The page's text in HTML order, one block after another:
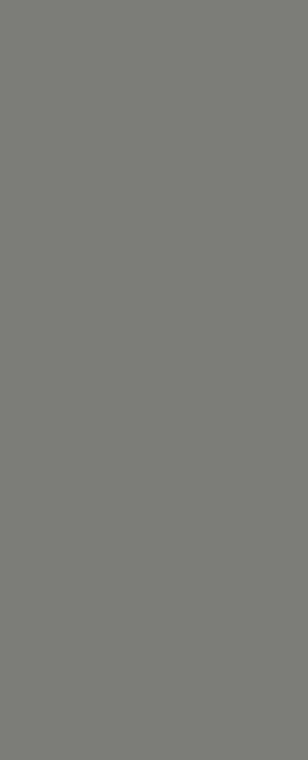
www.facebook.com/
https://www.instagram.com/
zu https://mailchi.mp/